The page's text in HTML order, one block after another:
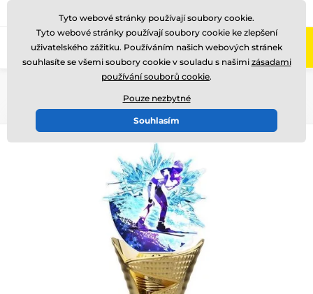
Zavolejte nám (Po-Pá 8-17)
Tyto webové stránky používají soubory cookie.
Tyto webové stránky používají soubory cookie ke zlepšení
uživatelského zážitku. Používáním našich webových stránek
souhlasíte se všemi soubory cookie v souladu s našimi zásadami
používání souborů cookie.
Pouze nezbytné
Souhlasím